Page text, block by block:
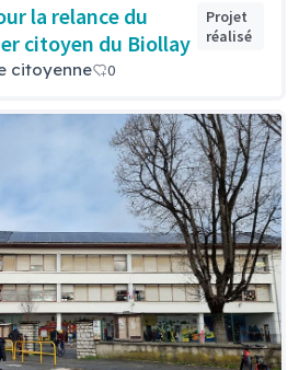
la relance du
citoyen du Biollay
Projet
réalisé
citoyenne 0